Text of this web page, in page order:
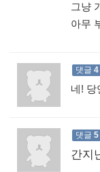
그냥
아무
댓글 4
네! 당
댓글 5
간지